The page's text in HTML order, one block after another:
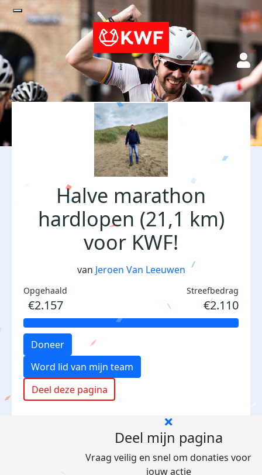
Halve marathon
hardlopen (21,1 km)
voor KWF!
van Jeroen Van Leeuwen
Opgehaald
€2.157
Streefbedrag
€2.110
Doneer
Word lid van mijn team
Deel deze pagina
Deel mijn pagina
Vraag veilig en snel om donaties voor
jouw actie